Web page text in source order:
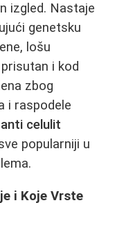
izgled. Nastaje
genetsku
lošu
i kod
zbog
i raspodele
anti celulit
popularniji u
i Koje Vrste